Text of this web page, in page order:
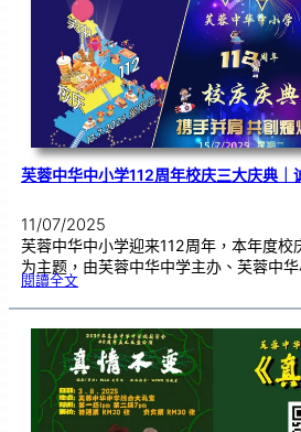
尽
早
报
名
芙蓉中华中小学112周年校庆三大庆典｜
11/07/2025
芙蓉中华中小学迎来112周年，本年度校
为主题，由芙蓉中华中学主办、芙蓉中
閱讀全文:芙
华
小
学
11
2
周
年
校
庆
三
大
庆
典